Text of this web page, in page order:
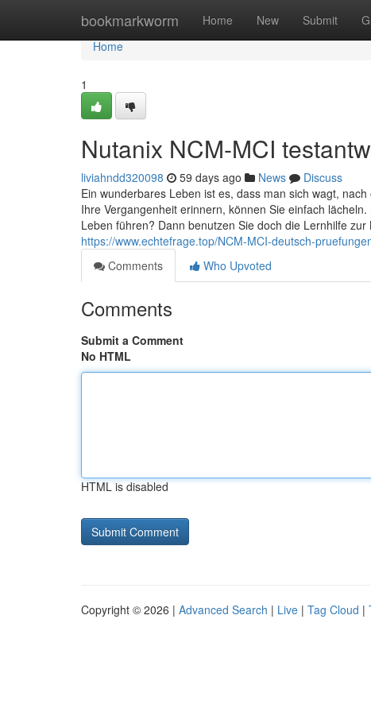
bookmarkworm Home New Submit
Home
Home
1
Nutanix NCM-MCI
liviahndd320098 59 days ago News
Discuss
Ein wunderbares Leben ist es, dass man sich wagt,
Ihre Vergangenheit erinnern, können Sie einfach
Leben führen? Dann benutzen Sie doch die Lernhilfe
https://www.echtefrage.top/NCM-MCI-deutsch-
Comments
Who Upvoted
Comments
Submit a Comment
No HTML
HTML is disabled
Copyright © 2026 | Advanced Search | Live | Tag Cloud |